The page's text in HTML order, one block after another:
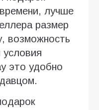
лучше
размер
возможность
условия
это удобно